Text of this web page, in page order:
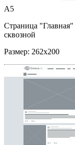
A5
Страница "Главная"
сквозной
Размер: 262x200